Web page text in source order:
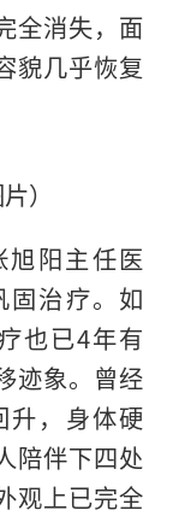
全消失，面
貌几乎恢复
）
阳主任医
固治疗。如
也已4年有
迹象。曾经
升，身体硬
陪伴下四处
观上已完全